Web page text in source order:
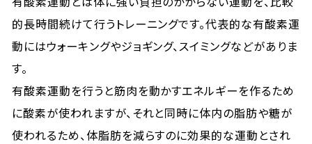
的長時間続けて行うトレーニングです。代表的な有酸素運
動にはウォーキングやジョギング、スイミングなどがありま
す。
有酸素運動を行うと筋肉を動かすエネルギーを作るため
に酸素が使われますが、それと同時に体内の脂肪や糖が
使われるため、体脂肪を減らすのに効果的な運動とされ